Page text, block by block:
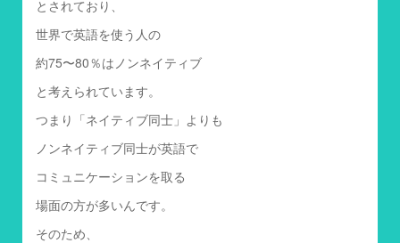
とされており、
世界で英語を使う人の
約75〜80％はノンネイティブ
と考えられています。
つまり「ネイティブ同士」よりも
ノンネイティブ同士が英語で
コミュニケーションを取る
場面の方が多いんです。
そのため、